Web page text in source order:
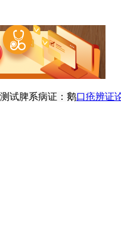
试脾系病证：鹅口疮辨证